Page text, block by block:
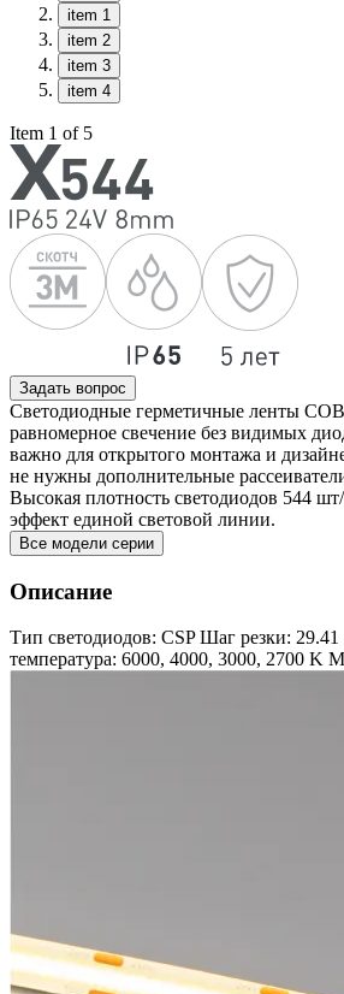
item 1
item 2
item 3
item 4
Item 1 of 5
Задать вопрос
Светодиодные герметичные ленты
равномерное свечение без видимых
важно для открытого монтажа и
не нужны дополнительные
Высокая плотность светодиодов 544
эффект единой световой линии.
Все модели серии
Описание
Тип светодиодов: CSP Шаг резки:
температура: 6000, 4000, 3000, 2700 K